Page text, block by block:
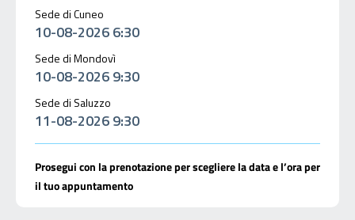
Sede di Cuneo
10-08-2026 6:30
Sede di Mondovì
10-08-2026 9:30
Sede di Saluzzo
11-08-2026 9:30
Prosegui con la prenotazione per scegliere la data e l’ora per
il tuo appuntamento